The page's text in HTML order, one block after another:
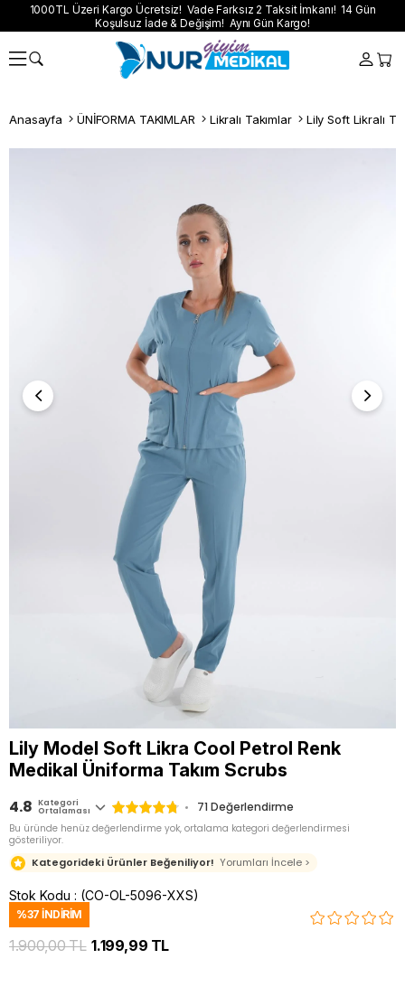
1000TL Üzeri Kargo Ücretsiz! Vade Farksız 2 Taksit İmkanı! 14 Gün
Koşulsuz İade & Değişim! Aynı Gün Kargo!
Anasayfa ÜNİFORMA TAKIMLAR Likralı Takımlar Lily Soft Likralı
Lily Model Soft Likra Cool Petrol Renk
Medikal Üniforma Takım Scrubs
4.8 Kategori
Ortalaması 71 Değerlendirme
Bu üründe henüz değerlendirme yok, ortalama kategori değerlendirmesi
gösteriliyor.
Kategorideki Ürünler Beğeniliyor! Yorumları İncele >
Stok Kodu (CO-OL-5096-XXS)
%37 İNDIRIM
1.900,00 TL 1.199,99 TL